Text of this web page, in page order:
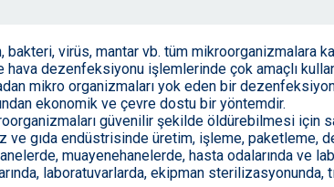
bakteri, virüs, mantar vb. tüm mikroorganizmalara
dezenfeksiyonu işlemlerinde çok amaçlı
mikro organizmaları yok eden bir dezenfeksiyon
ekonomik ve çevre dostu bir yöntemdir.
güvenilir şekilde öldürebilmesi için
ve gıda endüstrisinde üretim, işleme, paketleme,
muayenehanelerde, hasta odalarında ve
laboratuvarlarda, ekipman